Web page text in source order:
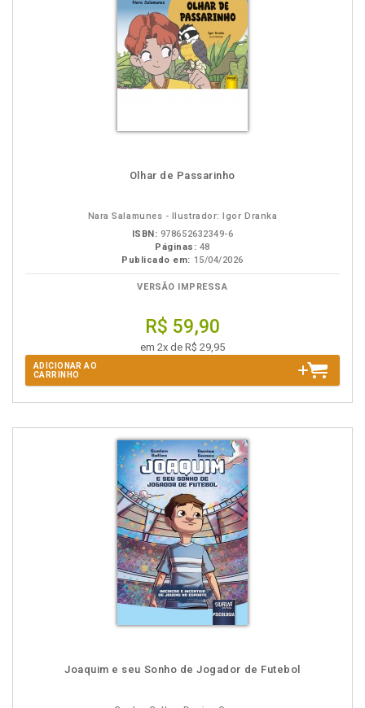
Olhar de Passarinho
Nara Salamunes - Ilustrador: Igor Dranka
ISBN: 978652632349-6
Páginas: 48
Publicado em: 15/04/2026
VERSÃO IMPRESSA
R$ 59,90
em 2x de R$ 29,95
ADICIONAR AO
CARRINHO
Joaquim e seu Sonho de Jogador de Futebol